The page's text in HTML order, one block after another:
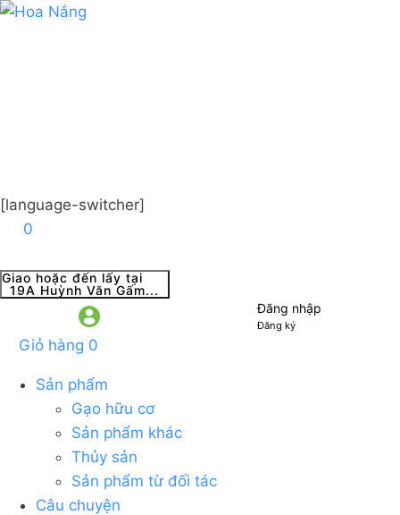
[language-switcher]
0
Giao hoặc đến lấy tại
19A Huỳnh Văn Gấm...
Đăng nhập
Đăng ký
Giỏ hàng 0
Sản phẩm
Gạo hữu cơ
Sản phẩm khác
Thủy sản
Sản phẩm từ đối tác
Câu chuyện